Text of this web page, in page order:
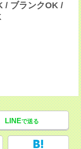
/ ブランクOK /
LINEで送る